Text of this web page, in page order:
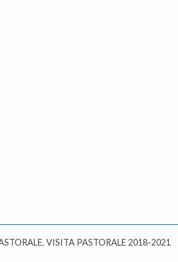
, VISITA PASTORALE 2018-2021